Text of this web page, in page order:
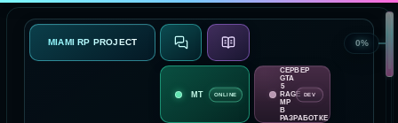
MIAMI RP PROJECT О ПРОЕКТЕ
ONLINE
СЕРВЕР
GTA
5
RAGE
MP
В
РАЗРАБОТКЕ
DEV
0%